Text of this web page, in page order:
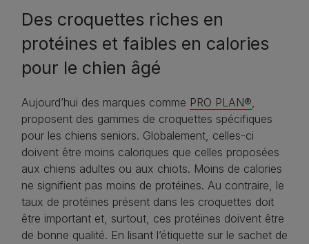
Des croquettes riches en
protéines et faibles en calories
pour le chien âgé
Aujourd’hui des marques comme PRO PLAN®,
proposent des gammes de croquettes spécifiques
pour les chiens seniors. Globalement, celles-ci
doivent être moins caloriques que celles proposées
aux chiens adultes ou aux chiots. Moins de calories
ne signifient pas moins de protéines. Au contraire, le
taux de protéines présent dans les croquettes doit
être important et, surtout, ces protéines doivent être
de bonne qualité. En lisant l’étiquette sur le sachet de